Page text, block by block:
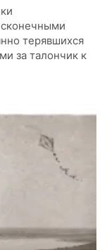
терявшихся
за талончик к